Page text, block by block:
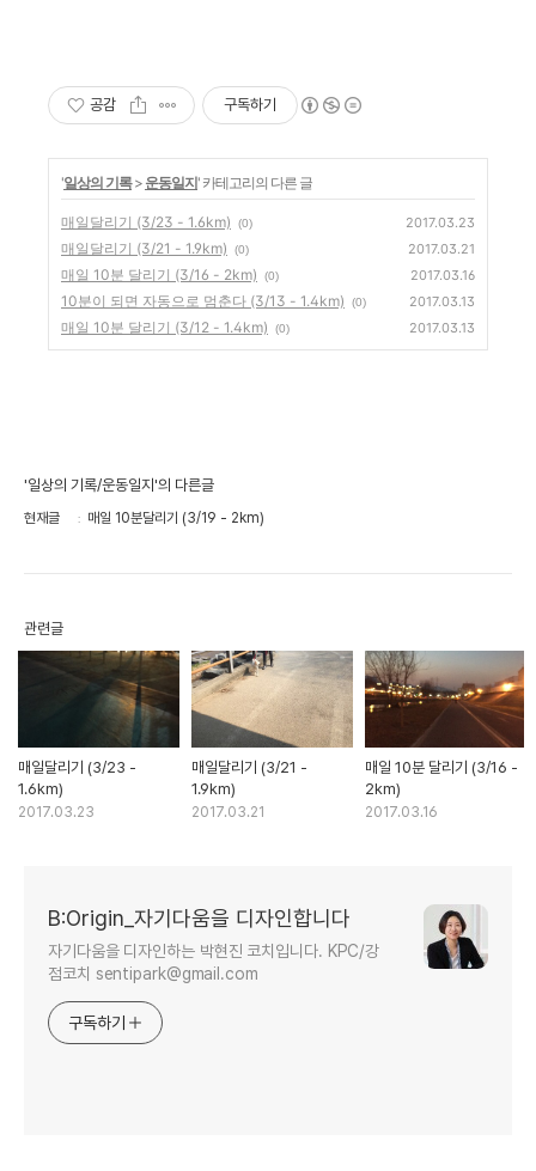
공감 구독하기
'일상의 기록> 운동일지' 카테고리의 다른 글
매일달리기 (3/23 - 1.6km) (0) 2017.03.23
매일달리기 (3/21 - 1.9km) (0) 2017.03.21
매일 10분 달리기 (3/16 - 2km) (0) 2017.03.16
10분이 되면 자동으로 멈춘다 (3/13 - 1.4km) (0) 2017.03.13
매일 10분 달리기 (3/12 - 1.4km) (0) 2017.03.13
'일상의 기록/운동일지'의 다른글
현재글 매일 10분달리기 (3/19 - 2km)
관련글
매일달리기 (3/23 -
1.6km)
2017.03.23
매일달리기 (3/21 -
1.9km)
2017.03.21
매일 10분 달리기 (3/16 -
2km)
2017.03.16
B:Origin_자기다움을 디자인합니다
자기다움을 디자인하는 박현진 코치입니다. KPC/강
점코치 sentipark@gmail.com
구독하기